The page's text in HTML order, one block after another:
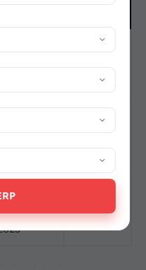
24 hari
40 hari
90 hari